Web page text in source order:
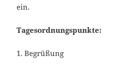
ein.
Tagesordnungspunkte:
1. Begrüßung